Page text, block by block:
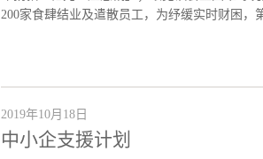
200家食肆结业及遣散员工，为纾缓实时财困
2019年10月18日
中小企支援计划